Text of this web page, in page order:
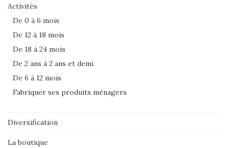
Activités
De 0 à 6 mois
De 12 à 18 mois
De 18 à 24 mois
De 2 ans à 2 ans et demi
De 6 à 12 mois
Fabriquer ses produits ménagers
Diversification
La boutique